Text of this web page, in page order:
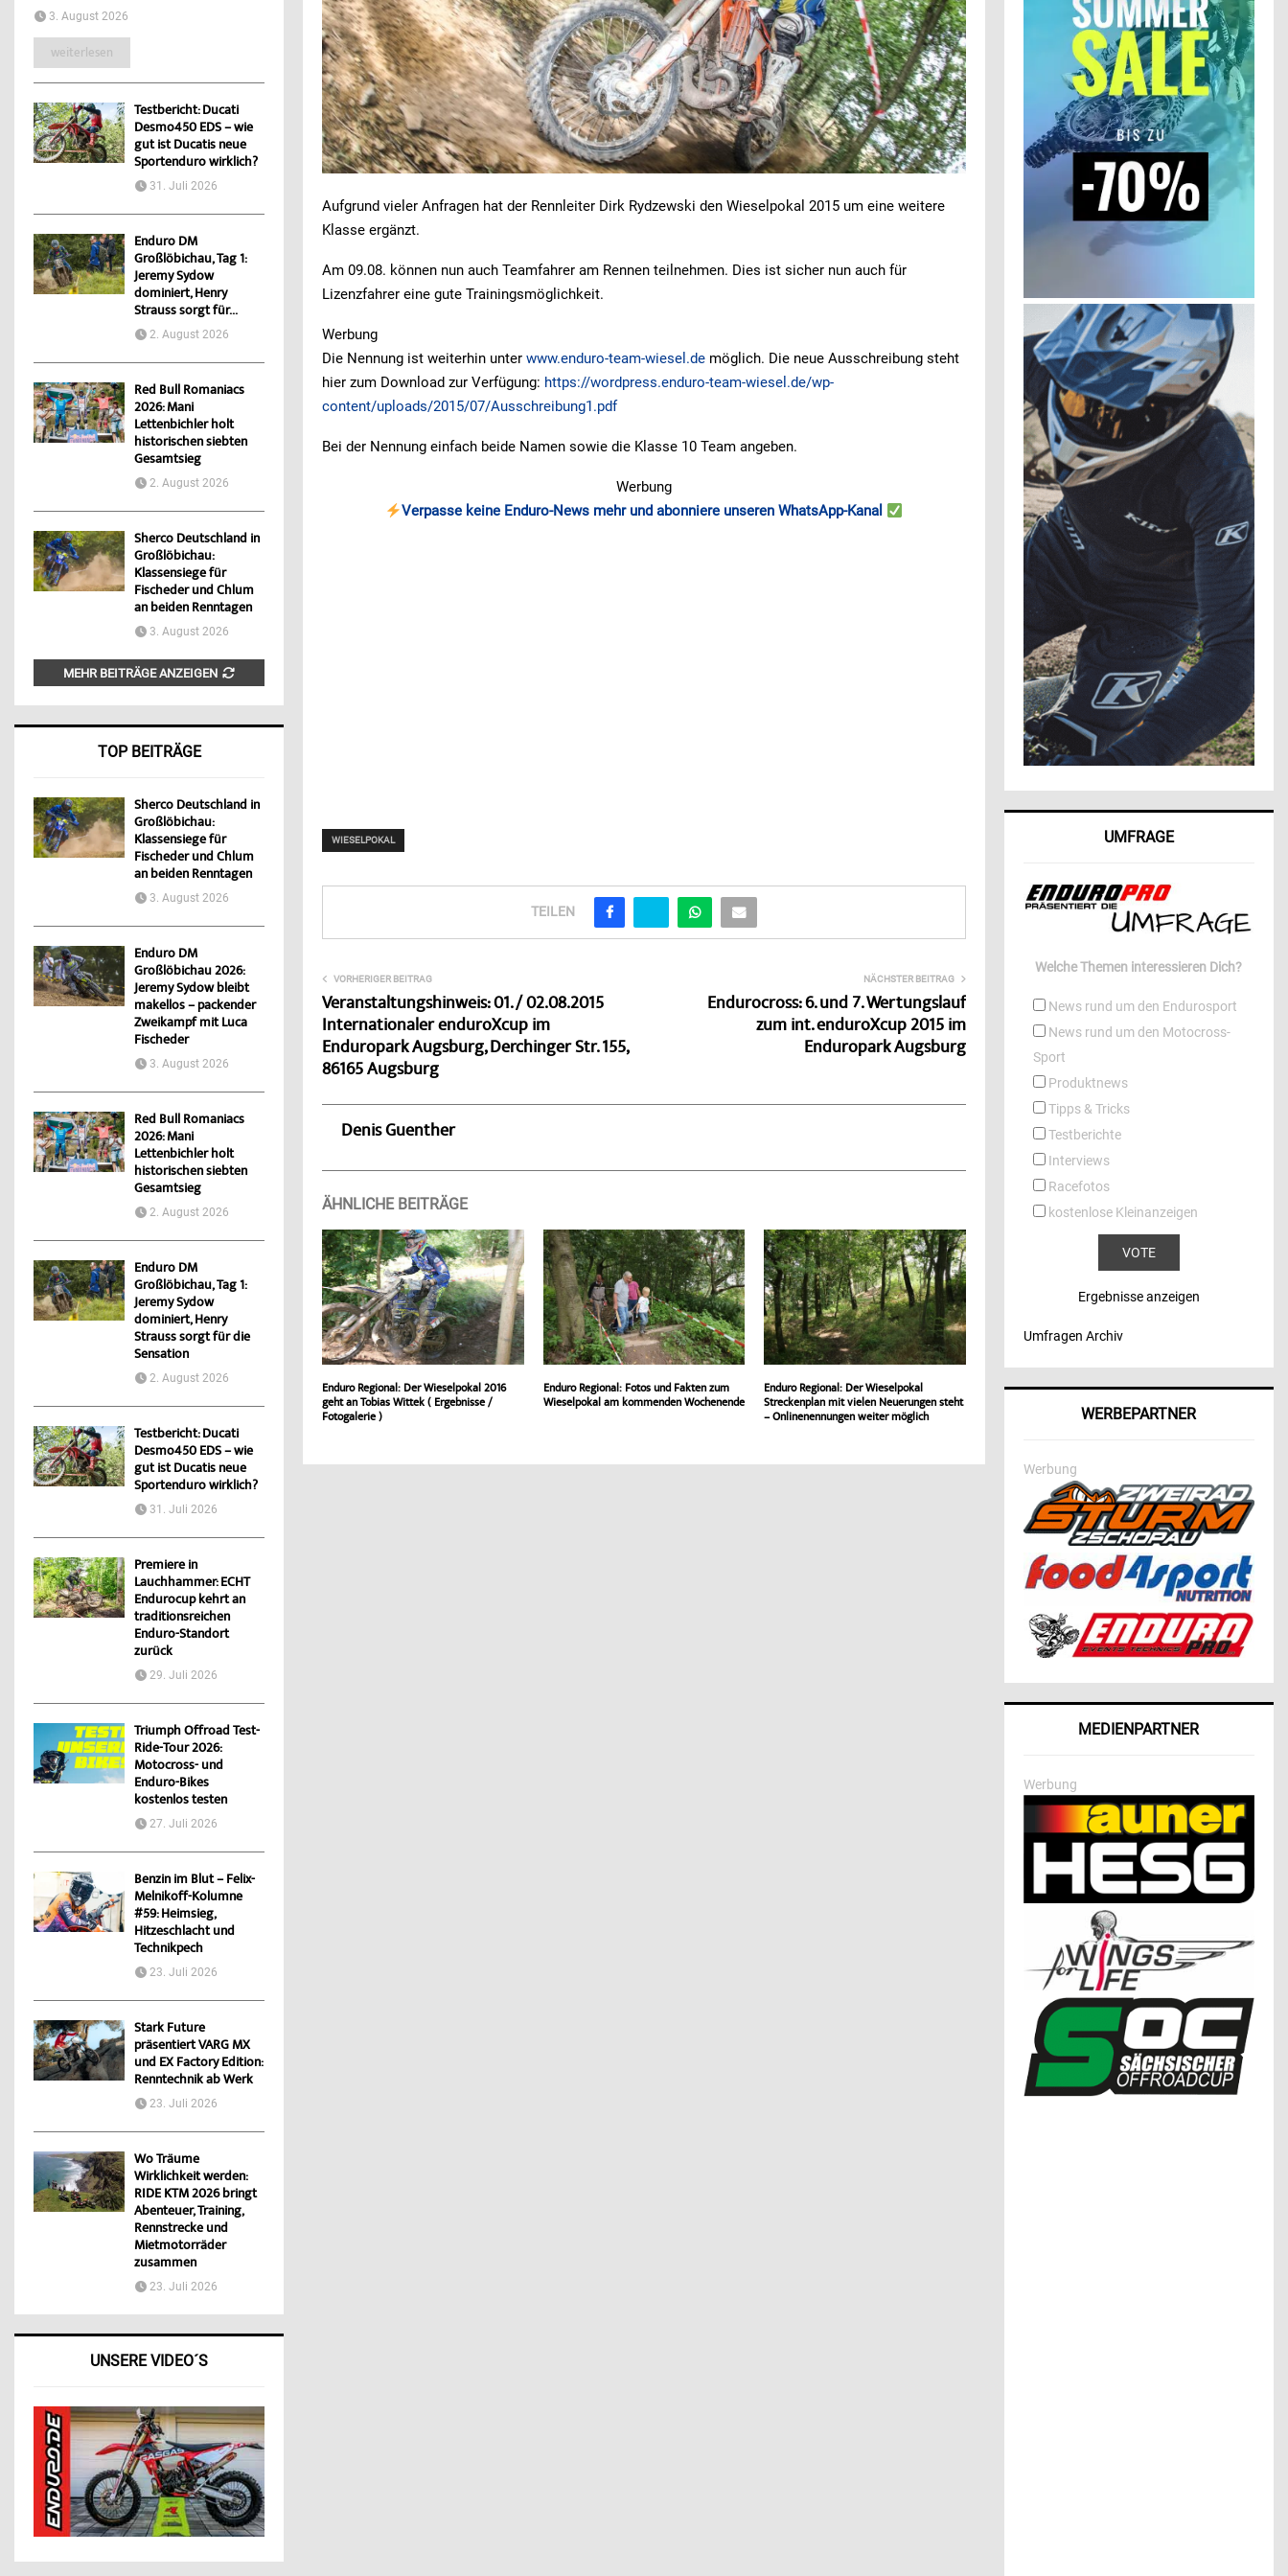
Aufgrund vieler Anfragen hat der Rennleiter Dirk Rydzewski den Wieselpokal 2015 um eine weitere
Klasse ergänzt.
Am 09.08. können nun auch Teamfahrer am Rennen teilnehmen. Dies ist sicher nun auch für
Lizenzfahrer eine gute Trainingsmöglichkeit.
Werbung
Die Nennung ist weiterhin unterwww.enduro-team-wiesel.de möglich. Die neue Ausschreibung steht
hier zum Download zur Verfügung: https://wordpress.enduro-team-wiesel.de/wp-
content/uploads/2015/07/Ausschreibung1.pdf
Bei der Nennung einfach beide Namen sowie die Klasse 10 Team angeben.
Werbung
Verpasse keine Enduro-News mehr und abonniere unseren WhatsApp-Kanal
WIESELPOKAL
TEILEN
VORHERIGER BEITRAG
Veranstaltungshinweis: 01. / 02.08.2015
Internationaler enduroXcup im
Enduropark Augsburg, Derchinger Str. 155,
86165 Augsburg
NÄCHSTER BEITRAG
Endurocross: 6. und 7. Wertungslauf
zum int. enduroXcup 2015 im
Enduropark Augsburg
Denis Guenther
ÄHNLICHE BEITRÄGE
Enduro Regional: Der Wieselpokal 2016
geht an Tobias Wittek ( Ergebnisse /
Fotogalerie )
Enduro Regional: Fotos und Fakten zum
Wieselpokal am kommenden Wochenende
Enduro Regional: Der Wieselpokal
Streckenplan mit vielen Neuerungen steht
– Onlinenennungen weiter möglich
3. August 2026
weiterlesen
Testbericht: Ducati
Desmo450 EDS – wie
gut ist Ducatis neue
Sportenduro wirklich?
31. Juli 2026
Enduro DM
Großlöbichau, Tag 1:
Jeremy Sydow
dominiert, Henry
Strauss sorgt für...
2. August 2026
Red Bull Romaniacs
2026: Mani
Lettenbichler holt
historischen siebten
Gesamtsieg
2. August 2026
Sherco Deutschland in
Großlöbichau:
Klassensiege für
Fischeder und Chlum
an beiden Renntagen
3. August 2026
MEHR BEITRÄGE ANZEIGEN
TOP BEITRÄGE
Sherco Deutschland in
Großlöbichau:
Klassensiege für
Fischeder und Chlum
an beiden Renntagen
3. August 2026
Enduro DM
Großlöbichau 2026:
Jeremy Sydow bleibt
makellos – packender
Zweikampf mit Luca
Fischeder
3. August 2026
Red Bull Romaniacs
2026: Mani
Lettenbichler holt
historischen siebten
Gesamtsieg
2. August 2026
Enduro DM
Großlöbichau, Tag 1:
Jeremy Sydow
dominiert, Henry
Strauss sorgt für die
Sensation
2. August 2026
Testbericht: Ducati
Desmo450 EDS – wie
gut ist Ducatis neue
Sportenduro wirklich?
31. Juli 2026
Premiere in
Lauchhammer: ECHT
Endurocup kehrt an
traditionsreichen
Enduro-Standort
zurück
29. Juli 2026
Triumph Offroad Test-
Ride-Tour 2026:
Motocross- und
Enduro-Bikes
kostenlos testen
27. Juli 2026
Benzin im Blut – Felix-
Melnikoff-Kolumne
#59: Heimsieg,
Hitzeschlacht und
Technikpech
23. Juli 2026
Stark Future
präsentiert VARG MX
und EX Factory Edition:
Renntechnik ab Werk
23. Juli 2026
Wo Träume
Wirklichkeit werden:
RIDE KTM 2026 bringt
Abenteuer, Training,
Rennstrecke und
Mietmotorräder
zusammen
23. Juli 2026
UNSERE VIDEO´S
UMFRAGE
Welche Themen interessieren Dich?
News rund um den Endurosport
News rund um den Motocross-
Sport
Produktnews
Tipps & Tricks
Testberichte
Interviews
Racefotos
kostenlose Kleinanzeigen
Ergebnisse anzeigen
Umfragen Archiv
WERBEPARTNER
Werbung
MEDIENPARTNER
Werbung